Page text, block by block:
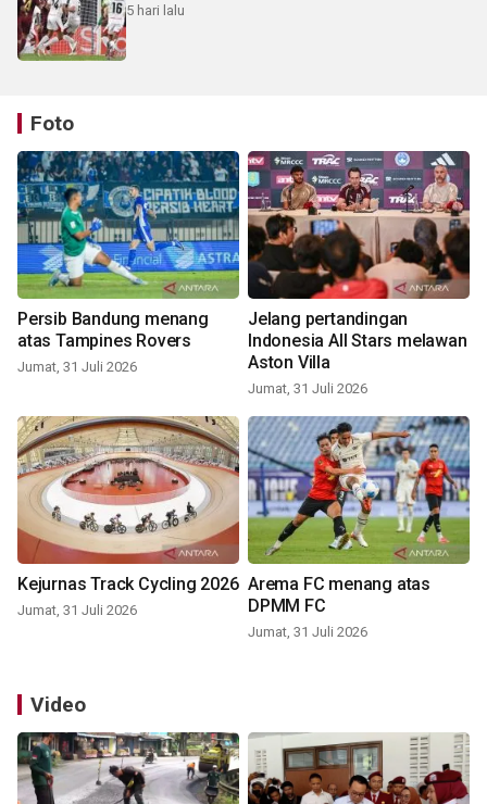
5 hari lalu
Foto
Persib Bandung menang
atas Tampines Rovers
Jumat, 31 Juli 2026
Jelang pertandingan
Indonesia All Stars melawan
Aston Villa
Jumat, 31 Juli 2026
Kejurnas Track Cycling 2026
Jumat, 31 Juli 2026
Arema FC menang atas
DPMM FC
Jumat, 31 Juli 2026
Video